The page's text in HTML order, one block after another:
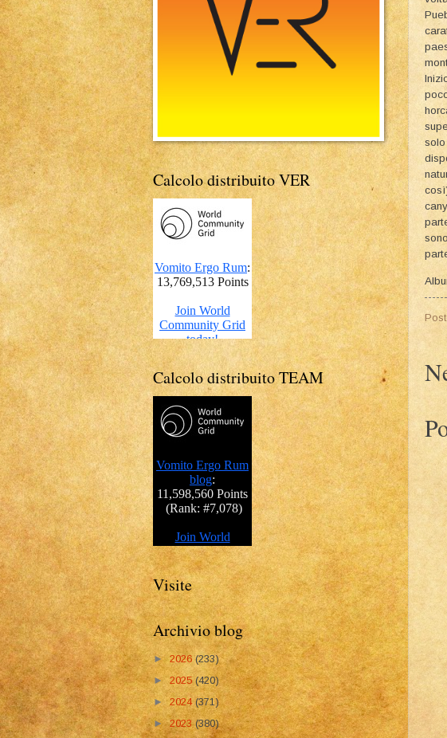
Calcolo distribuito VER
Calcolo distribuito TEAM
Visite
Archivio blog
► 2026(233)
►2025(420)
►2024 (371)
►2023(380)